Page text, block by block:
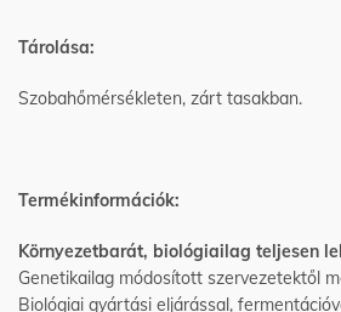
Tárolása:
Szobahőmérsékleten, zárt tasakban.
Termékinformációk:
Környezetbarát, biológiailag teljesen
Genetikailag módosított szervezetektől
Biológiai gyártási eljárással,